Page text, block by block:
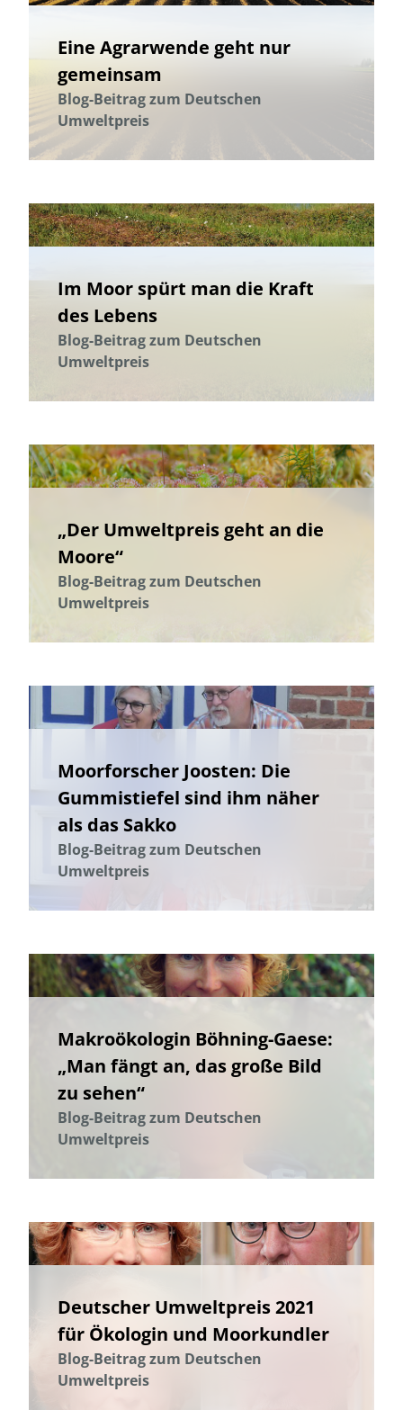
Eine Agrarwende geht nur
gemeinsam
Blog-Beitrag zum Deutschen
Umweltpreis
Im Moor spürt man die Kraft
des Lebens
Blog-Beitrag zum Deutschen
Umweltpreis
„Der Umweltpreis geht an die
Moore“
Blog-Beitrag zum Deutschen
Umweltpreis
Moorforscher Joosten: Die
Gummistiefel sind ihm näher
als das Sakko
Blog-Beitrag zum Deutschen
Umweltpreis
Makroökologin Böhning-Gaese:
„Man fängt an, das große Bild
zu sehen“
Blog-Beitrag zum Deutschen
Umweltpreis
Deutscher Umweltpreis 2021
für Ökologin und Moorkundler
Blog-Beitrag zum Deutschen
Umweltpreis